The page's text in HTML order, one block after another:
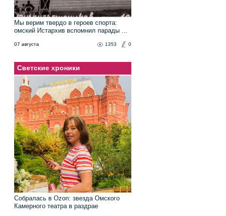
Мы верим твердо в героев спорта:
омский Истархив вспомнил парады ...
07 августа 1353 0
Светские хроники
Собралась в Ozon: звезда Омского
Камерного театра в раздрае